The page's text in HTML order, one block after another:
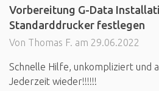
Vorbereitung G-Data
Standarddrucker festlegen
Von Thomas F. am 29.06.2022
Schnelle Hilfe, unkompliziert und
Jederzeit wieder!!!!!!